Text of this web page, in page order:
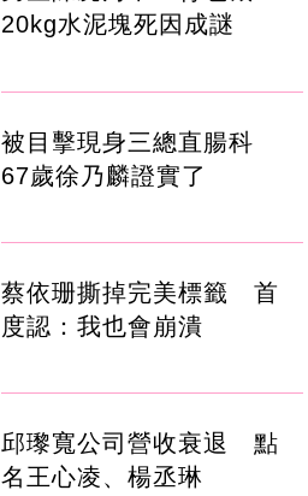
20kg水泥塊死因成謎
被目擊現身三總直腸科
67歲徐乃麟證實了
蔡依珊撕掉完美標籤 首
度認：我也會崩潰
邱瓈寬公司營收衰退 點
名王心凌、楊丞琳